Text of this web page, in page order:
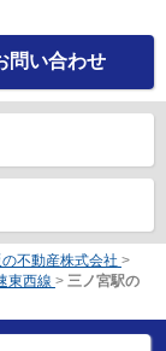
問い合わせ
不動産株式会社 >
東西線 > 三ノ宮駅の